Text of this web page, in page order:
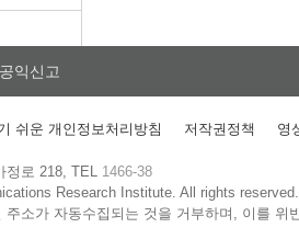
공익신고
쉬운 개인정보처리방침 저작권정책 영
정로 218, TEL 1466-38
Research Institute.All rights reserved.
주소가 자동수집되는 것을 거부하며, 이를